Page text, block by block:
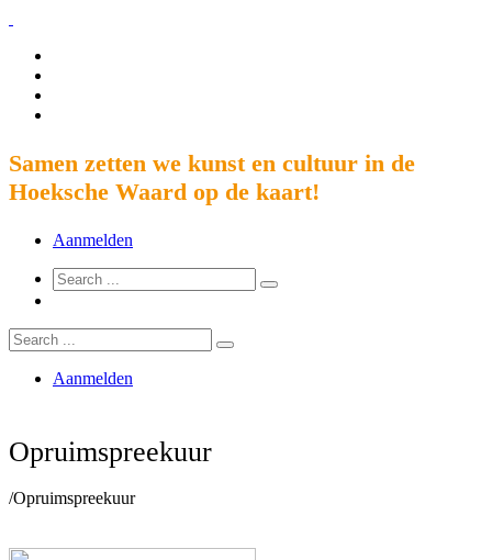
Samen zetten we kunst en cultuur in de
Hoeksche Waard op de kaart!
Aanmelden
Aanmelden
Opruimspreekuur
/Opruimspreekuur